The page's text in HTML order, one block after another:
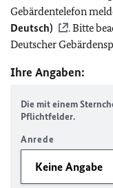
Gebärdentelefon
Deutsch)
. Bitte
Deutscher
Ihre Angaben:
Die mit einem
Pflichtfelder.
Anrede